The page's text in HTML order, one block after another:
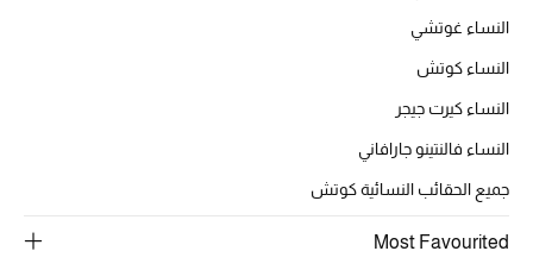
دليل ملتزمات الحقائب
حقائب الأطفال
أبرز المصممين
النساء غوتشي
النساء كوتش
النساء كيرت جيجر
النساء فالنتينو جارافاني
جميع الحقائب النسائية كوتش
Most Favourited